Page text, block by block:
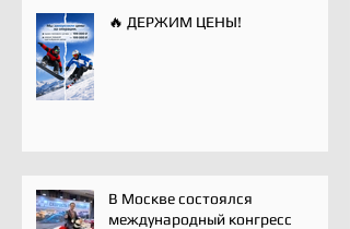
🔥 ДЕРЖИМ ЦЕНЫ!
В Москве состоялся
международный конгресс